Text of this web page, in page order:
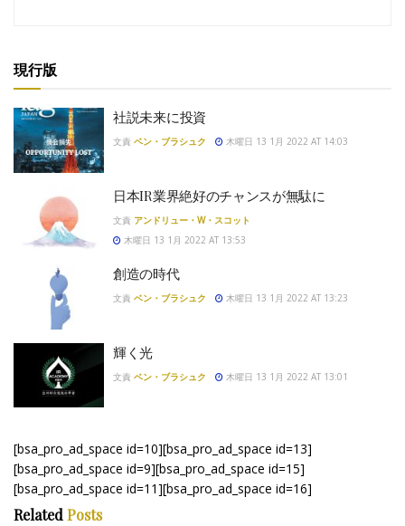
現行版
社説未来に投資
文責 ベン・ブラシュク 木曜日 13 1月 2022 AT 14:03
日本IR業界絶好のチャンスが無駄に
文責 アンドリュー・W・スコット
木曜日 13 1月 2022 AT 13:53
創造の時代
文責 ベン・ブラシュク 木曜日 13 1月 2022 AT 13:23
輝く光
文責 ベン・ブラシュク 木曜日 13 1月 2022 AT 13:01
[bsa_pro_ad_space id=10][bsa_pro_ad_space id=13]
[bsa_pro_ad_space id=9][bsa_pro_ad_space id=15]
[bsa_pro_ad_space id=11][bsa_pro_ad_space id=16]
RelatedPosts